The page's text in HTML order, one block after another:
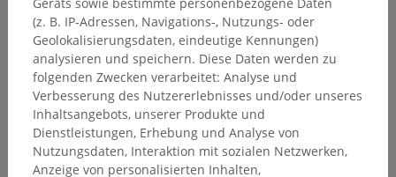
(z. B. IP-Adressen, Navigations-, Nutzungs- oder
Geolokalisierungsdaten, eindeutige Kennungen)
analysieren und speichern. Diese Daten werden zu
folgenden Zwecken verarbeitet: Analyse und
Verbesserung des Nutzererlebnisses und/oder unseres
Inhaltsangebots, unserer Produkte und
Dienstleistungen, Erhebung und Analyse von
Nutzungsdaten, Interaktion mit sozialen Netzwerken,
Anzeige von personalisierten Inhalten,